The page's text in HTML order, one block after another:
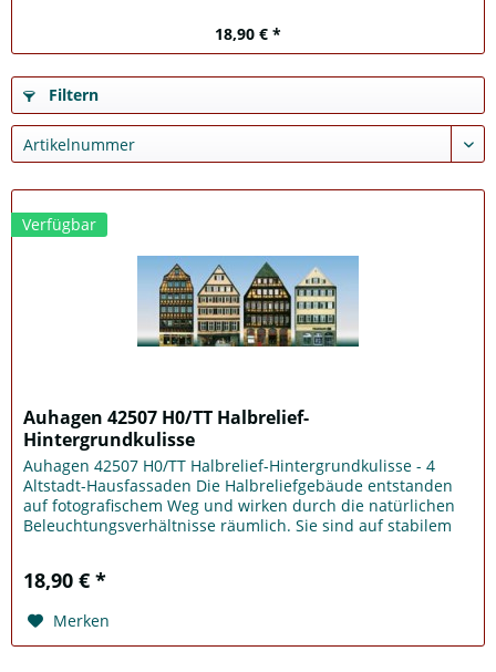
18,90 € *
Filtern
Verfügbar
Auhagen 42507 H0/TT Halbrelief-
Hintergrundkulisse
Auhagen 42507 H0/TT Halbrelief-Hintergrundkulisse - 4
Altstadt-Hausfassaden Die Halbreliefgebäude entstanden
auf fotografischem Weg und wirken durch die natürlichen
Beleuchtungsverhältnisse räumlich. Sie sind auf stabilem
18,90 € *
Merken